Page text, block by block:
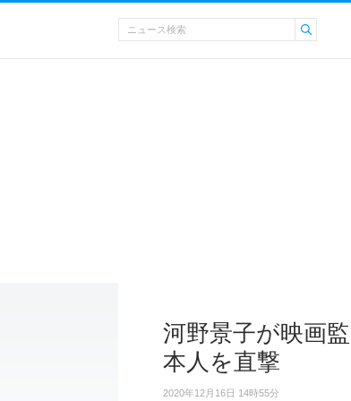
河野景子が映画
本人を直撃
2020年12月16日 14時55分